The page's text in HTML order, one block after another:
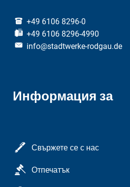
+49 6106 8296-0
+49 6106 8296-4990
info@stadtwerke-rodgau.de
Информация за
Свържете се с нас
Отпечатък